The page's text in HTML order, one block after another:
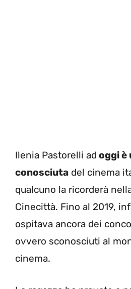
Ilenia Pastorelli ad oggi è
conosciuta del cinema
qualcuno la ricorderà
Cinecittà. Fino al 2019,
ospitava ancora dei
ovvero sconosciuti al
cinema.